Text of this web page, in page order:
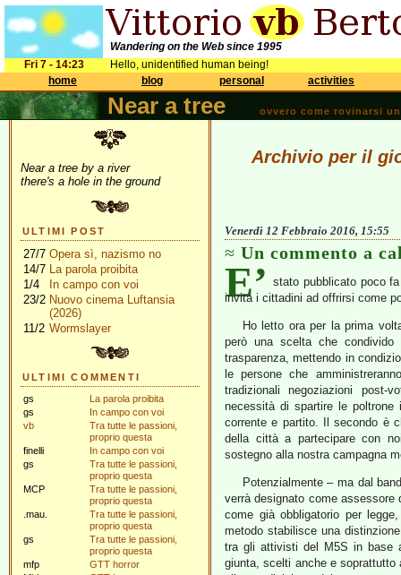
Wandering on the Web since 1995
Fri 7 - 14:23
Hello, unidentified human being!
home
blog personal activities
Near a tree ovvero come rovinarsi
Near a tree by a river
there's a hole in the ground
ULTIMI POST
27/7 Opera sì, nazismo no
14/7 La parola proibita
1/4
In campo con voi
23/2 Nuovo cinema Luftansia
(2026)
11/2 Wormslayer
ULTIMI COMMENTI
gs
La parola proibita
gs
In campo con voi
vb
Tra tutte le passioni,
proprio questa
finelli
In campo con voi
gs
Tra tutte le passioni,
proprio questa
MCP
Tra tutte le passioni,
proprio questa
.mau.
Tra tutte le passioni,
proprio questa
gs
Tra tutte le passioni,
proprio questa
mfp
GTT horror
Archivio per il
Venerdì 12 Febbraio 2016, 15:55
Un commento a
E’ stato pubblicato poco
invita i cittadini ad offrirsi come
Ho letto ora per la prima
però una scelta che
trasparenza, mettendo in
le persone che
tradizionali negoziazioni post-
necessità di spartire le
corrente e partito. Il secondo è
della città a partecipare con
sostegno alla nostra campagna
Potenzialmente – ma dal
verrà designato come assessore
come già obbligatorio per
metodo stabilisce una
tra gli attivisti del M5S in base
giunta, scelti anche e soprattutto